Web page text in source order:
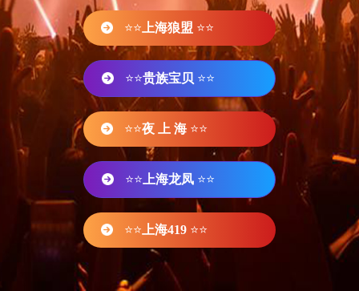
⭐⭐ 上海狼盟 ⭐⭐
⭐⭐贵族宝贝 ⭐⭐
⭐⭐夜 上 海 ⭐⭐
⭐⭐ 上海龙凤 ⭐⭐
⭐⭐ 上海419 ⭐⭐